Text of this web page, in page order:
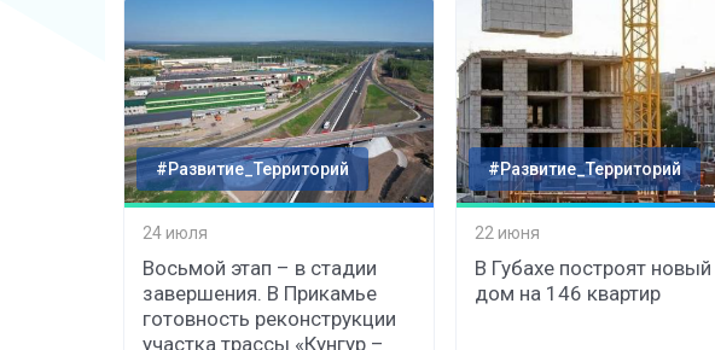
#Развитие_Территорий
24 июля
Восьмой этап – в стадии
завершения. В Прикамье
готовность реконструкции
участка трассы «Кунгур –
#Развитие_Территорий
22 июня
В Губахе построят новый
дом на 146 квартир